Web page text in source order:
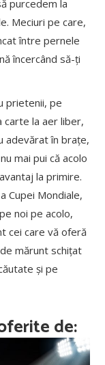
purcedem la
Meciuri pe care,
între pernele
încercând să-ți
prietenii, pe
carte la aer liber,
adevărat în brațe,
mai pui că acolo
la primire.
Cupei Mondiale,
noi pe acolo,
cei care vă oferă
mărunt schițat
și pe
de: